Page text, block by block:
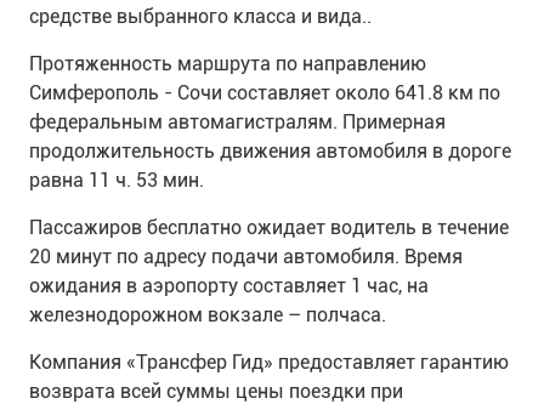
средстве выбранного класса и вида..
Протяженность маршрута по направлению
Симферополь - Сочи составляет около 641.8 км по
федеральным автомагистралям. Примерная
продолжительность движения автомобиля в дороге
равна 11 ч. 53 мин.
Пассажиров бесплатно ожидает водитель в течение
20 минут по адресу подачи автомобиля. Время
ожидания в аэропорту составляет 1 час, на
железнодорожном вокзале – полчаса.
Компания «Трансфер Гид» предоставляет гарантию
возврата всей суммы цены поездки при